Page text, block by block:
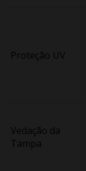
Proteção UV
Vedação da
Tampa